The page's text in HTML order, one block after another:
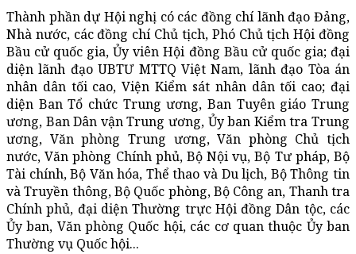
Thành phần dự Hội nghị có các đồng chí lãnh đạo Đảng,
Nhà nước, các đồng chí Chủ tịch, Phó Chủ tịch Hội đồng
Bầu cử quốc gia, Ủy viên Hội đồng Bầu cử quốc gia; đại
diện lãnh đạo UBTƯ MTTQ Việt Nam, lãnh đạo Tòa án
nhân dân tối cao, Viện Kiểm sát nhân dân tối cao; đại
diện Ban Tổ chức Trung ương, Ban Tuyên giáo Trung
ương, Ban Dân vận Trung ương, Ủy ban Kiểm tra Trung
ương, Văn phòng Trung ương, Văn phòng Chủ tịch
nước, Văn phòng Chính phủ, Bộ Nội vụ, Bộ Tư pháp, Bộ
Tài chính, Bộ Văn hóa, Thể thao và Du lịch, Bộ Thông tin
và Truyền thông, Bộ Quốc phòng, Bộ Công an, Thanh tra
Chính phủ, đại diện Thường trực Hội đồng Dân tộc, các
Ủy ban, Văn phòng Quốc hội, các cơ quan thuộc Ủy ban
Thường vụ Quốc hội...